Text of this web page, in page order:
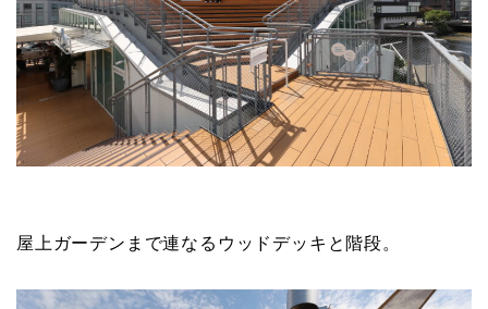
屋上ガーデンまで連なるウッドデッキと階段。